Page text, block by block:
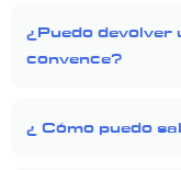
¿Puedo devolver
convence?
¿ Cómo puedo